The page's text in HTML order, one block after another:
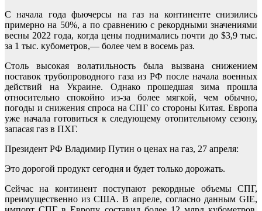
С начала года фьючерсы на газ на континенте снизились
примерно на 50%, а по сравнению с рекордными значениями
весны 2022 года, когда цены поднимались почти до $3,9 тыс.
за 1 тыс. кубометров,— более чем в восемь раз.
Столь высокая волатильность была вызвана снижением
поставок трубопроводного газа из РФ после начала военных
действий на Украине. Однако прошедшая зима прошла
относительно спокойно из-за более мягкой, чем обычно,
погоды и снижения спроса на СПГ со стороны Китая. Европа
уже начала готовиться к следующему отопительному сезону,
запасая газ в ПХГ.
Президент РФ Владимир Путин о ценах на газ, 27 апреля:
Это дорогой продукт сегодня и будет только дорожать.
Сейчас на континент поступают рекордные объемы СПГ,
преимущественно из США. В апреле, согласно данным GIE,